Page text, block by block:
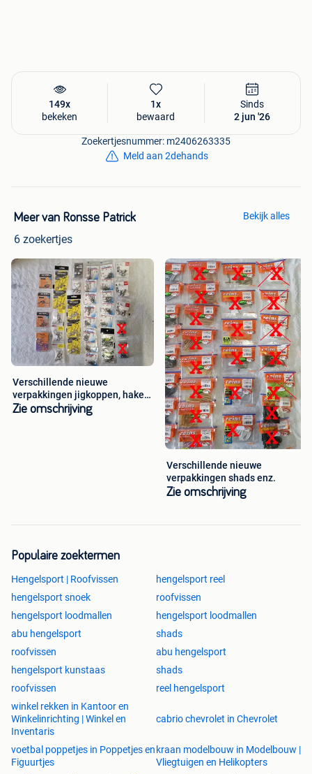
149x
bekeken
1x
bewaard
Sinds
2 jun '26
Zoekertjesnummer: m2406263335
Meld aan 2dehands
Meer van Ronsse Patrick
6 zoekertjes
Bekijk alles
Verschillende nieuwe
verpakkingen jigkoppen, haken
enz.
Zie omschrijving
Verschillende nieuwe
verpakkingen shads enz.
Zie omschrijving
Populaire zoektermen
Hengelsport | Roofvissen
hengelsport reel
hengelsport snoek
roofvissen
hengelsport loodmallen
hengelsport loodmallen
abu hengelsport
shads
roofvissen
abu hengelsport
hengelsport kunstaas
shads
roofvissen
reel hengelsport
winkel rekken in Kantoor en
Winkelinrichting | Winkel en
Inventaris
cabrio chevrolet in Chevrolet
voetbal poppetjes in Poppetjes en
Figuurtjes
kraan modelbouw in Modelbouw |
Vliegtuigen en Helikopters